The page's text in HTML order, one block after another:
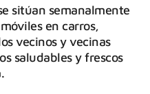
sitúan semanalmente
en carros,
vecinos y vecinas
saludables y frescos